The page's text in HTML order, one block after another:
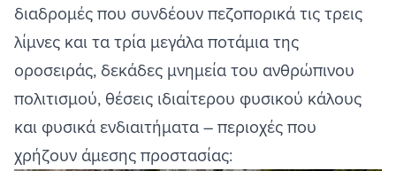
διαδρομές που συνδέουν πεζοπορικά τις τρεις
λίμνες και τα τρία μεγάλα ποτάμια της
οροσειράς, δεκάδες μνημεία του ανθρώπινου
πολιτισμού, θέσεις ιδιαίτερου φυσικού κάλους
και φυσικά ενδιαιτήματα – περιοχές που
χρήζουν άμεσης προστασίας: